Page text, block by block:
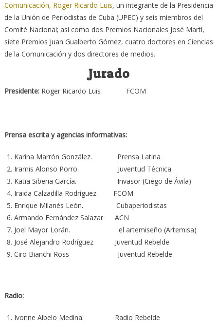
Comunicación, Roger Ricardo Luis, un integrante de la Presidencia
de la Unión de Periodistas de Cuba (UPEC) y seis miembros del
Comité Nacional; así como dos Premios Nacionales José Martí,
siete Premios Juan Gualberto Gómez, cuatro doctores en Ciencias
de la Comunicación y dos directores de medios.
Jurado
Presidente:Roger Ricardo Luis FCOM
Prensa escrita y agencias informativas:
Karina Marrón González. Prensa Latina
Iramis Alonso Porro. Juventud Técnica
Katia Siberia García. Invasor (Ciego de Ávila)
Iraida Calzadilla Rodríguez. FCOM
Enrique Milanés León. Cubaperiodistas
Armando Fernández Salazar ACN
Joel Mayor Lorán. el artemiseño (Artemisa)
José Alejandro Rodríguez Juventud Rebelde
Ciro Bianchi Ross Juventud Rebelde
Radio:
Ivonne Albelo Medina. Radio Rebelde